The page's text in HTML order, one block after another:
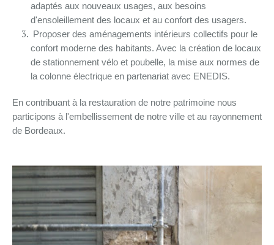
adaptés aux nouveaux usages, aux besoins
d'ensoleillement des locaux et au confort des usagers.
Proposer des aménagements intérieurs collectifs pour le
confort moderne des habitants. Avec la création de locaux
de stationnement vélo et poubelle, la mise aux normes de
la colonne électrique en partenariat avec ENEDIS.
En contribuant à la restauration de notre patrimoine nous
participons à l'embellissement de notre ville et au rayonnement
de Bordeaux.